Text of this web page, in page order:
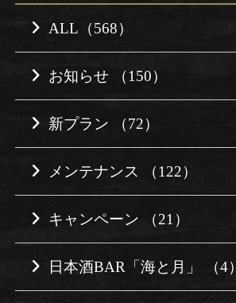
ALL（568）
お知らせ （150）
新プラン （72）
メンテナンス （122）
キャンペーン （21）
日本酒BAR「海と月」 （4）